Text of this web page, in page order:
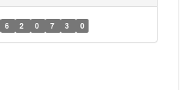
6 2 0 7 3 0